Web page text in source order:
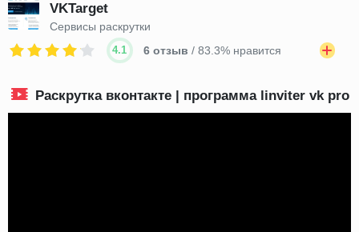
VKTarget
Сервисы раскрутки
4.1 6 отзыв / 83.3% нравится
Раскрутка вконтакте | программа linviter vk pro